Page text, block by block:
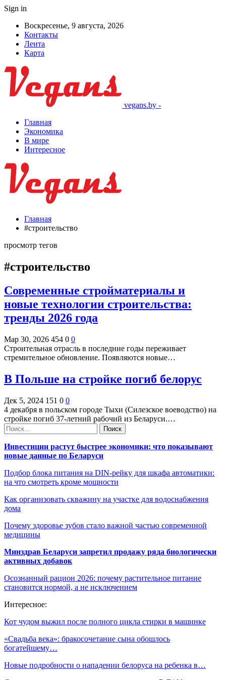
Sign in
Воскресенье, 9 августа, 2026
Контакты
Лента
Карта
vegans.by -
Главная
Экономика
В мире
Интересное
Главная
#строительство
просмотр тегов
#строительство
Современные стройматериалы и
новые технологии строительства:
тренды 2026 года
Мар 30, 2026 454 0 0
Строительная отрасль в последние годы переживает
стремительное обновление. Появляются новые…
В Польше на стройке погиб белорус
Дек 5, 2024 151 0 0
4 декабря в польском городе Тыхи (Силезское воеводство) на
стройке погиб 37-летний рабочий из Беларуси.…
Инвестиции растут быстрее экономики: что показывают
новые данные по Беларуси
Подбор блока питания на DIN-рейку для шкафа автоматики:
на что смотреть кроме мощности
Как организовать скважину на участке для водоснабжения
дома
Почему здоровье зубов стало важной частью современной
медицины
Минздрав Беларуси запретил продажу ряда биологически
активных добавок
Осознанный рацион 2026: почему растительное питание
становится нормой, а не исключением
Интересное:
Кот чудом выжил после полного цикла стирки в машинке
«Свадьба века»: бракосочетание сына обошлось
богатейшему…
Новые подробности о нападении белоруса на ребенка в…